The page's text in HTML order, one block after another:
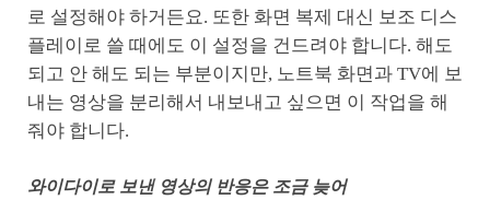
로 설정해야 하거든요. 또한 화면 복제 대신 보조 디스
플레이로 쓸 때에도 이 설정을 건드려야 합니다. 해도
되고 안 해도 되는 부분이지만, 노트북 화면과 TV에 보
내는 영상을 분리해서 내보내고 싶으면 이 작업을 해
줘야 합니다.
와이다이로 보낸 영상의 반응은 조금 늦어